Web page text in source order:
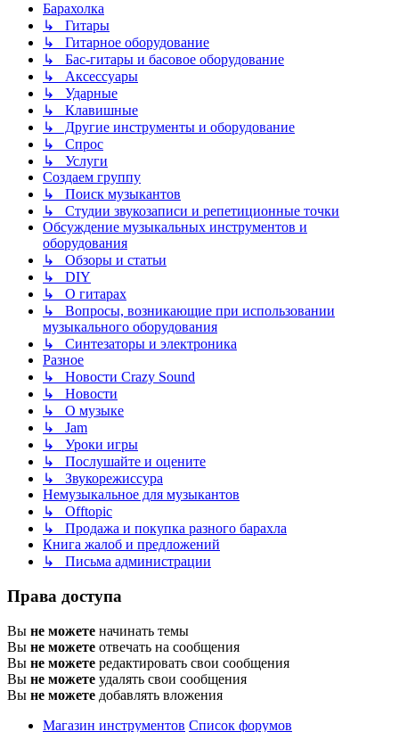
Барахолка
↳ Гитары
↳ Гитарное оборудование
↳ Бас-гитары и басовое оборудование
↳ Аксессуары
↳ Ударные
↳ Клавишные
↳ Другие инструменты и оборудование
↳ Спрос
↳ Услуги
Создаем группу
↳ Поиск музыкантов
↳ Студии звукозаписи и репетиционные точки
Обсуждение музыкальных инструментов и
оборудования
↳ Обзоры и статьи
↳ DIY
↳ О гитарах
↳ Вопросы, возникающие при использовании
музыкального оборудования
↳ Синтезаторы и электроника
Разное
↳ Новости Crazy Sound
↳ Новости
↳ О музыке
↳ Jam
↳ Уроки игры
↳ Послушайте и оцените
↳ Звукорежиссура
Немузыкальное для музыкантов
↳ Offtopic
↳ Продажа и покупка разного барахла
Книга жалоб и предложений
↳ Письма администрации
Права доступа
Вы не можете начинать темы
Вы не можете отвечать на сообщения
Вы не можете редактировать свои сообщения
Вы не можете удалять свои сообщения
Вы не можете добавлять вложения
Магазин инструментов Список форумов